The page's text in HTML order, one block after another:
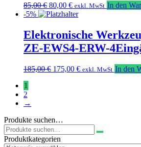
85,00€ Ursprünglicher
Preis
85,00 €
80,00 €Aktueller
Preis
80,00 €.
exkl. MwSt In den
-5%
Elektronische
ZE-EWS4-ERW-
185,00€ Ursprünglicher
175,00 €Aktueller
exkl. MwSt In den
1
2
→
Produkte suchen…
Suchen
nach:
Produktkategorien